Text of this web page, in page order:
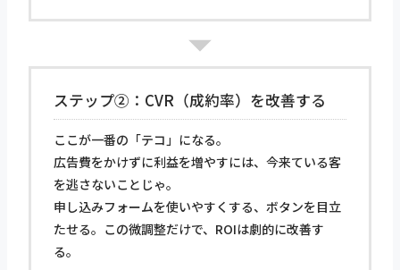
ステップ②：CVR（成約率）を改善する
ここが一番の「テコ」になる。
広告費をかけずに利益を増やすには、今来ている客
を逃さないことじゃ。
申し込みフォームを使いやすくする、ボタンを目立
たせる。この微調整だけで、ROIは劇的に改善す
る。